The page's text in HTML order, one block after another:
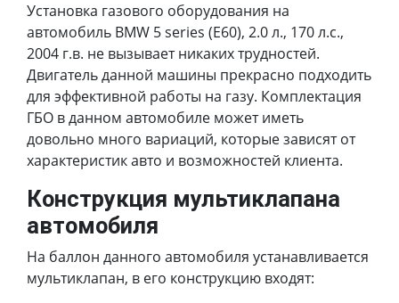
Установка газового оборудования на
автомобиль BMW 5 series (E60), 2.0 л., 170 л.с.,
2004 г.в. не вызывает никаких трудностей.
Двигатель данной машины прекрасно подходить
для эффективной работы на газу. Комплектация
ГБО в данном автомобиле может иметь
довольно много вариаций, которые зависят от
характеристик авто и возможностей клиента.
Конструкция мультиклапана
автомобиля
На баллон данного автомобиля устанавливается
мультиклапан, в его конструкцию входят: